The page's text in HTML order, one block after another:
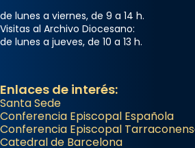
de lunes a viernes, de 9 a 14 h.
Visitas al Archivo Diocesano:
de lunes a jueves, de 10 a 13 h.
Enlaces de interés:
Santa Sede
Conferencia Episcopal Española
Conferencia Episcopal
Catedral de Barcelona